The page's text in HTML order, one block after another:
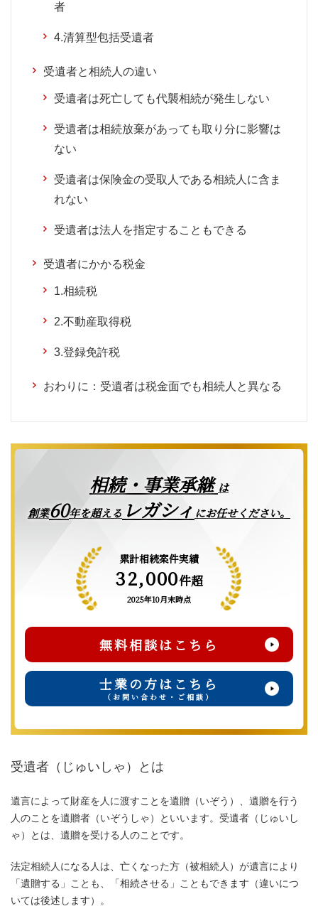
者
4.清算型包括受遺者
受遺者と相続人の違い
受遺者は死亡しても代襲相続が発生しない
受遺者は相続放棄があっても取り分に影響は
ない
受遺者は保険金の受取人である相続人に含ま
れない
受遺者は法人を指定することもできる
受遺者にかかる税金
1.相続税
2.不動産取得税
3.登録免許税
おわりに：受遺者は税金面でも相続人と異なる
相続・事業承継は
創業60年を超える レガシィ にお任せください。
累計相続案件実績
32,000件超
2025年10月末時点
無料相談はこちら
士業の方はこちら
（お問い合わせ・ご相談）
受遺者（じゅいしゃ）とは
遺言によって財産を人に渡すことを遺贈（いぞう）、遺贈を行う
人のことを遺贈者（いぞうしゃ）といいます。受遺者（じゅいし
ゃ）とは、遺贈を受ける人のことです。
法定相続人になる人は、亡くなった方（被相続人）が遺言により
「遺贈する」ことも、「相続させる」こともできます（違いにつ
いては後述します）。